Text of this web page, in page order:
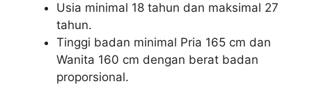
Usia minimal 18 tahun dan maksimal 27
tahun.
Tinggi badan minimal Pria 165 cm dan
Wanita 160 cm dengan berat badan
proporsional.